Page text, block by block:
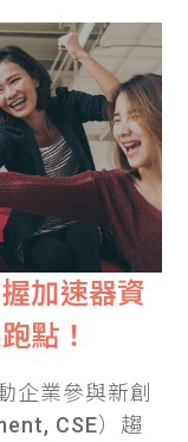
加速器資
點！
企業參與新創
CSE）趨